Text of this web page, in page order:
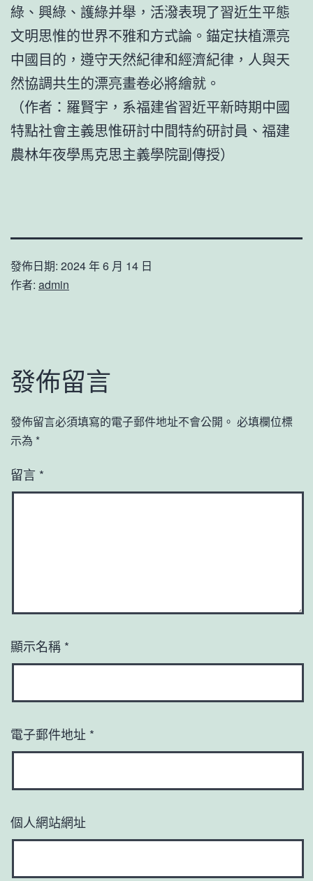
綠、興綠、護綠并舉，活潑表現了習近生平態
文明思惟的世界不雅和方式論。錨定扶植漂亮
中國目的，遵守天然紀律和經濟紀律，人與天
然協調共生的漂亮畫卷必將繪就。
（作者：羅賢宇，系福建省習近平新時期中國
特點社會主義思惟研討中間特約研討員、福建
農林年夜學馬克思主義學院副傳授）
發佈日期: 2024 年 6 月 14 日
作者: admin
發佈留言
發佈留言必須填寫的電子郵件地址不會公開。 必填欄位標
示為 *
留言 *
顯示名稱 *
電子郵件地址 *
個人網站網址